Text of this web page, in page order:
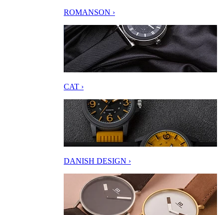
ROMANSON ›
CAT ›
DANISH DESIGN ›